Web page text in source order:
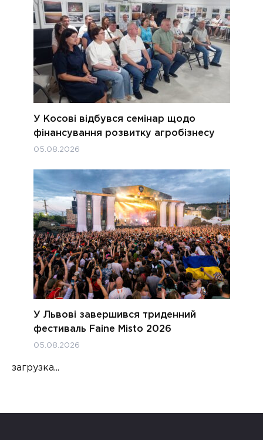
У Косові відбувся семінар щодо
фінансування розвитку агробізнесу
05.08.2026
У Львові завершився триденний
фестиваль Faine Misto 2026
05.08.2026
загрузка...